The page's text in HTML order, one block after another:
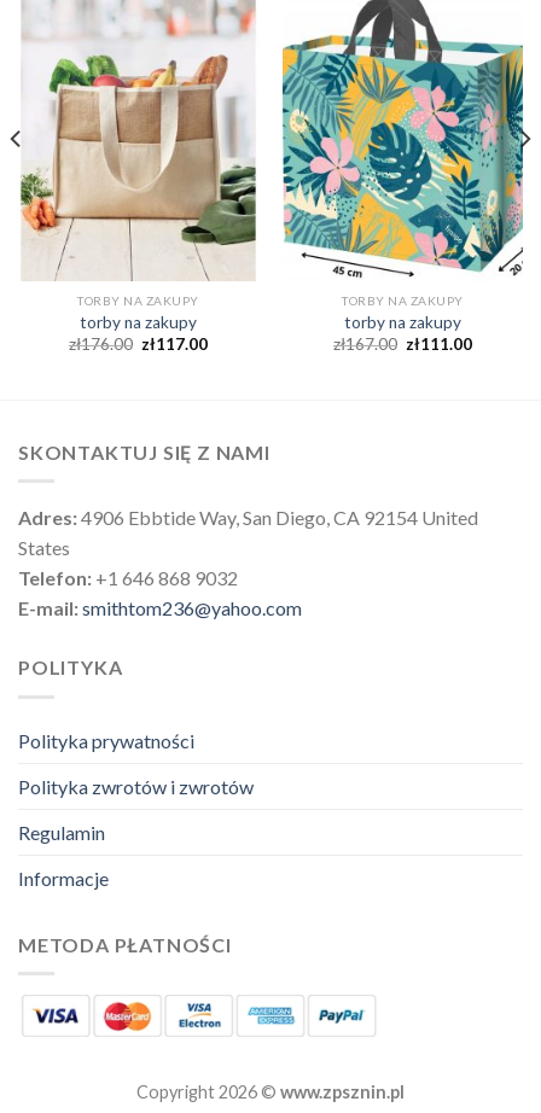
TORBY NA ZAKUPY
torby na zakupy
zł176.00 zł117.00
TORBY NA ZAKUPY
torby na zakupy
zł167.00 zł111.00
SKONTAKTUJ SIĘ Z NAMI
Adres:4906 Ebbtide Way, San Diego, CA 92154 United
States
Telefon: +1 646 868 9032
E-mail:smithtom236@yahoo.com
POLITYKA
Polityka prywatności
Polityka zwrotów i zwrotów
Regulamin
Informacje
METODA PŁATNOŚCI
Copyright 2026 © www.zpsznin.pl